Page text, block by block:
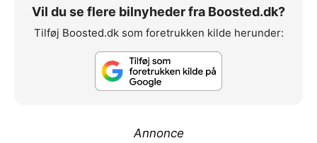
Vil du se flere bilnyheder fra Boosted.dk?
Tilføj Boosted.dk som foretrukken kilde herunder:
Annonce